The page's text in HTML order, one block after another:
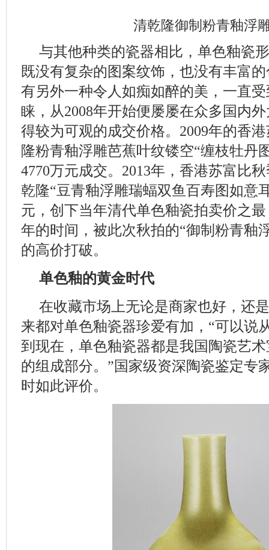
清乾隆御制粉青釉浮
与其他种类的瓷器相比，单色釉瓷
既没有复杂的图案纹饰，也没有丰富
有另外一种令人如痴如醉的美，一直
睐，从2008年开始便屡屡在众多国内
得较为可观的成交价格。2009年的香
隆粉青釉浮雕芭蕉叶纹镂空“缠枝牡丹
4770万元成交。2013年，香港苏富比
乾隆“豆青釉浮雕瑞蝠双鱼百寿图如意
元，创下当年清代单色釉瓷拍卖价之
年的时间，被此次秋拍的“御制粉青釉
的高价打破。
单色釉的黄金时代
在收藏市场上无论是商家也好，还
来都对单色釉瓷器珍爱有加，“可以说
到现在，单色釉瓷器都是我国陶瓷艺
的组成部分。”国家级资深陶瓷鉴定专
时如此评价。